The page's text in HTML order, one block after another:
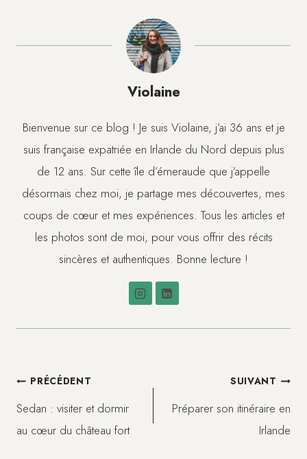
Violaine
Bienvenue sur ce blog ! Je suis Violaine, j’ai 36 ans et je
suis française expatriée en Irlande du Nord depuis plus
de 12 ans. Sur cette île d’émeraude que j’appelle
désormais chez moi, je partage mes découvertes, mes
coups de cœur et mes expériences. Tous les articles et
les photos sont de moi, pour vous offrir des récits
sincères et authentiques. Bonne lecture !
Navigation
de
PRÉCÉDENT
Sedan : visiter et dormir
au cœur du château fort
SUIVANT
Préparer son itinéraire en
Irlande